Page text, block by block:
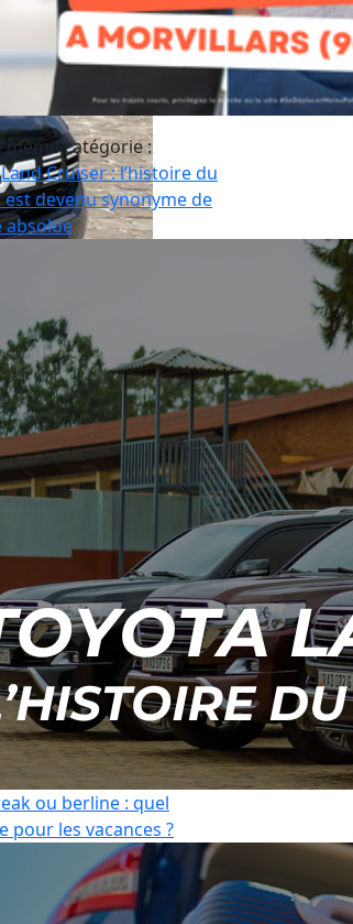
même catégorie :
Cruiser : l’histoire du
est devenu synonyme de
absolue
ou berline : quel
pour les vacances ?